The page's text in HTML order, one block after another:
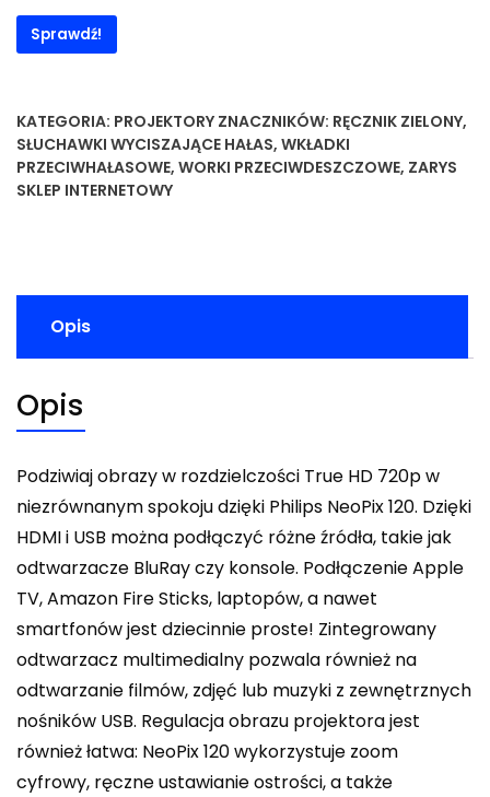
Sprawdź!
KATEGORIA: PROJEKTORY ZNACZNIKÓW: RĘCZNIK ZIELONY,
SŁUCHAWKI WYCISZAJĄCE HAŁAS, WKŁADKI
PRZECIWHAŁASOWE, WORKI PRZECIWDESZCZOWE, ZARYS
SKLEP INTERNETOWY
Opis
Opis
Podziwiaj obrazy w rozdzielczości True HD 720p w
niezrównanym spokoju dzięki Philips NeoPix 120. Dzięki
HDMI i USB można podłączyć różne źródła, takie jak
odtwarzacze BluRay czy konsole. Podłączenie Apple
TV, Amazon Fire Sticks, laptopów, a nawet
smartfonów jest dziecinnie proste! Zintegrowany
odtwarzacz multimedialny pozwala również na
odtwarzanie filmów, zdjęć lub muzyki z zewnętrznych
nośników USB. Regulacja obrazu projektora jest
również łatwa: NeoPix 120 wykorzystuje zoom
cyfrowy, ręczne ustawianie ostrości, a także